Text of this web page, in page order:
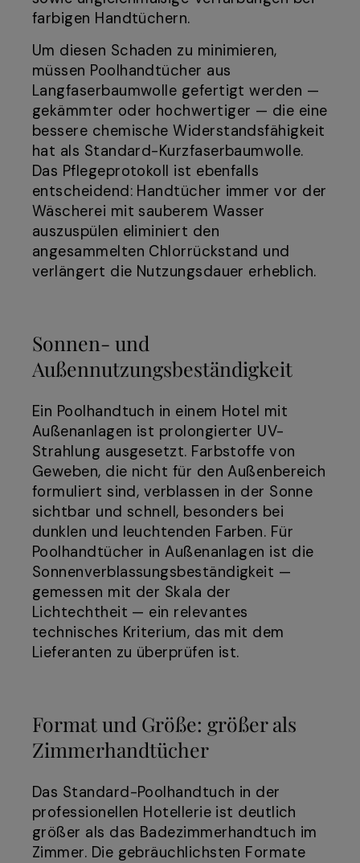
farbigen Handtüchern.
Um diesen Schaden zu minimieren,
müssen Poolhandtücher aus
Langfaserbaumwolle gefertigt werden —
gekämmter oder hochwertiger — die eine
bessere chemische Widerstandsfähigkeit
hat als Standard-Kurzfaserbaumwolle.
Das Pflegeprotokoll ist ebenfalls
entscheidend: Handtücher immer vor der
Wäscherei mit sauberem Wasser
auszuspülen eliminiert den
angesammelten Chlorrückstand und
verlängert die Nutzungsdauer erheblich.
Sonnen- und
Außennutzungsbeständigkeit
Ein Poolhandtuch in einem Hotel mit
Außenanlagen ist prolongierter UV-
Strahlung ausgesetzt. Farbstoffe von
Geweben, die nicht für den Außenbereich
formuliert sind, verblassen in der Sonne
sichtbar und schnell, besonders bei
dunklen und leuchtenden Farben. Für
Poolhandtücher in Außenanlagen ist die
Sonnenverblassungsbeständigkeit —
gemessen mit der Skala der
Lichtechtheit — ein relevantes
technisches Kriterium, das mit dem
Lieferanten zu überprüfen ist.
Format und Größe: größer als
Zimmerhandtücher
Das Standard-Poolhandtuch in der
professionellen Hotellerie ist deutlich
größer als das Badezimmerhandtuch im
Zimmer. Die gebräuchlichsten Formate